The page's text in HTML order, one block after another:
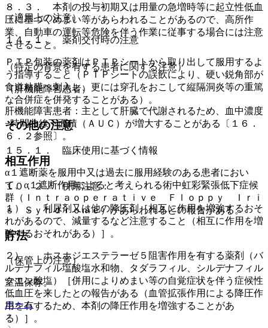
（適用上の注意）
１４．１． 薬剤交付時の注意
ＰＴＰ包装の薬剤はＰＴＰシートから取り出して服用するよ
う指導すること（ＰＴＰシートの誤飲により、硬い鋭角部が
食道粘膜へ刺入し、更には穿孔をおこして縦隔洞炎等の重篤
な合併症を併発することがある）。
その他の注意
１５．１． 臨床使用に基づく情報
α１遮断薬を服用中又は過去に服用経験のある患者におい
て、α１遮断作用によると考えられる術中虹彩緊張低下症候
群（Ｉｎｔｒａｏｐｅｒａｔｉｖｅ Ｆｌｏｐｐｙ Ｉｒｉ
ｓ Ｓｙｎｄｒｏｍｅ）があらわれるとの報告がある。
貯法
（保管上の注意）
室温保存。
ホーム
８．３． 本剤の投与初期又は用量の急増時等に起立性低血
圧に基づくめまい等があらわれることがあるので、高所作
業、自動車の運転等危険を伴う作業に従事する場合には注意
させること。
（特定の背景を有する患者に関する注意）
（肝機能障害患者）
肝機能障害患者：主として肝臓で代謝されるため、血中濃度
−時間曲線下面積（ＡＵＣ）が増大することがある〔１６．
６．２参照〕。
相互作用
１０．２． 併用注意：
１）． 利尿剤又は他の降圧剤［相互に作用を増強するおそ
れがあるので、減量するなど注意すること（相互に作用を増
強するおそれがある）］。
２）． ホスホジエステラーゼ５阻害作用を有する薬剤（バ
ルデナフィル塩酸塩水和物、タダラフィル、シルデナフィル
クエン酸塩）［併用によりめまい等の自覚症状を伴う症候性
低血圧を来したとの報告がある（血管拡張作用による降圧作
用を有するため、本剤の降圧作用を増強することがあ
る）］。